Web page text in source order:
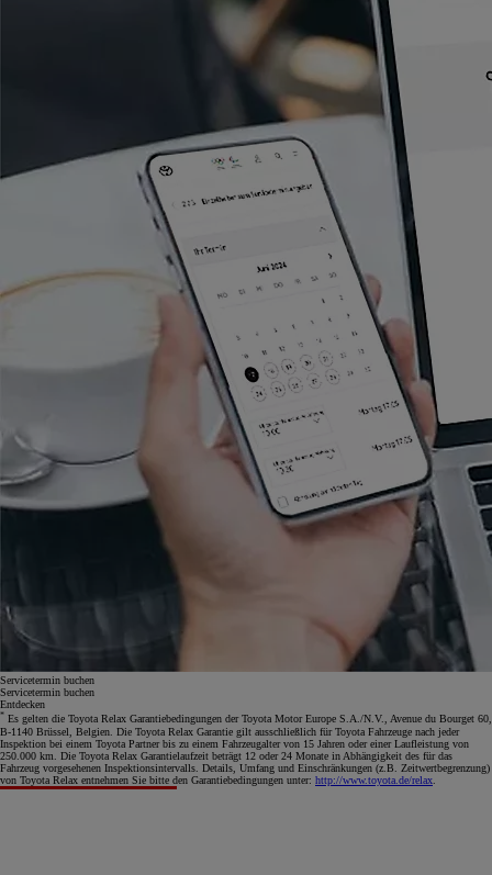
Servicetermin buchen
Servicetermin buchen
Entdecken
* Es gelten die Toyota Relax Garantiebedingungen der Toyota Motor Europe S.A./N.V., Avenue du Bourget 60,
B-1140 Brüssel, Belgien. Die Toyota Relax Garantie gilt ausschließlich für Toyota Fahrzeuge nach jeder
Inspektion bei einem Toyota Partner bis zu einem Fahrzeugalter von 15 Jahren oder einer Laufleistung von
250.000 km. Die Toyota Relax Garantielaufzeit beträgt 12 oder 24 Monate in Abhängigkeit des für das
Fahrzeug vorgesehenen Inspektionsintervalls. Details, Umfang und Einschränkungen (z.B. Zeitwertbegrenzung)
von Toyota Relax entnehmen Sie bitte den Garantiebedingungen unter: http://www.toyota.de/relax